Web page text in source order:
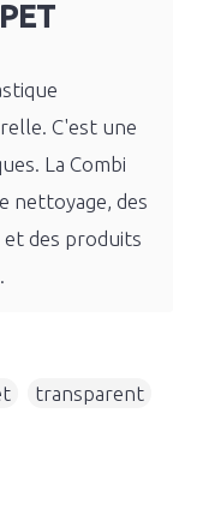
C'est une
La Combi
nettoyage, des
des produits
transparent